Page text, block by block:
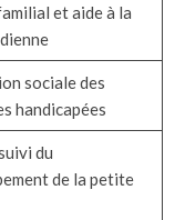
et aide à la
sociale des
handicapées
du
de la petite